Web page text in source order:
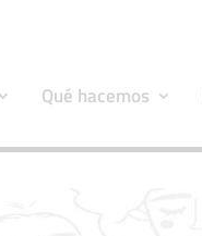
Qué hacemos